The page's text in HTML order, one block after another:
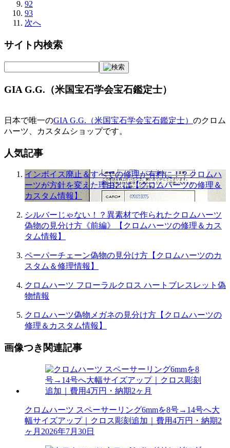
92
93
次へ
サイト内検索
GIA G.G.（米国宝石学会宝石鑑定士）
日本で唯一のGIA G.G.（米国宝石学会宝石鑑定士） のクロム
ハーツ、カスタムショップです。
人気記事
インボイス廃止＆すべての修理が有料に！？クロムハ
ーツが方針を変えた理由とは【クロムハーツの修理＆
カスタム情報】
シルバーじゃない！？異素材で作られたクロムハーツ
偽物の見分け方《前編》【クロムハーツの修理＆カス
タム情報】
ペーパーチェーン偽物の見分け方【クロムハーツのカ
スタム＆修理情報】
クロムハーツ フローラルクロス ハートブレスレット偽
物情報
クロムハーツ偽物メガネの見分け方【クロムハーツの
修理＆カスタム情報】
画像つき関連記事
クロムハーツ スペーサーリング6mmを8号→14号へ大
幅サイズアップ｜クロス彫刻追加｜費用4万円・納期2
ヶ月 2026年7月30日